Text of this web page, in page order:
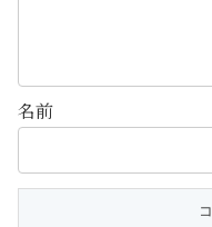
名前